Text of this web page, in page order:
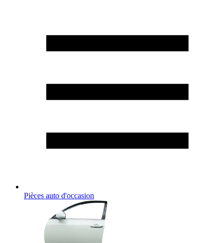
Pièces auto d'occasion